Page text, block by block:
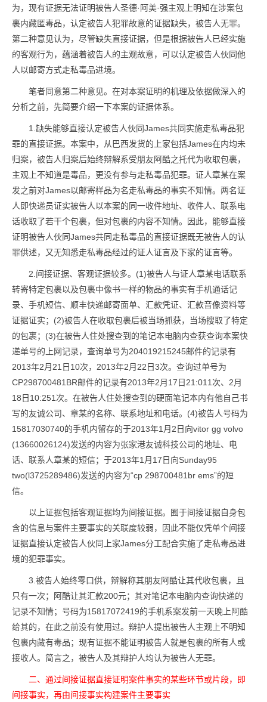
为，现有证据无法证明被告人圣德·阿美·强主观上明知在涉案包
裹内藏匿毒品，认定被告人犯罪故意的证据缺失，被告人无罪。
第二种意见认为，尽管缺失直接证据，但是根据被告人已经实施
的客观行为，蕴涵着被告人的主观故意，可以认定被告人伙同他
人以邮寄方式走私毒品进境。
笔者同意第二种意见。在对本案证明的机理及依据做深入的
分析之前，先简要介绍一下本案的证据体系。
1.缺失能够直接认定被告人伙同James共同实施走私毒品犯
罪的直接证据。本案中，从巴西发货的上家包括James在内均未
归案，被告人归案后始终辩解系受朋友阿酷之托代为收取包裹，
主观上不知道是毒品，更没有参与走私毒品犯罪。证人章某在案
发之前对James以邮寄样品为名走私毒品的事实不知情。两名证
人即快递员证实被告人以本案的同一收件地址、收件人、联系电
话收取了若干个包裹，但对包裹的内容不知情。因此，能够直接
证明被告人伙同James共同走私毒品的直接证据既无被告人的认
罪供述，又无知悉走私毒品经过的证人证言及下家的证言等。
2.间接证据、客观证据较多。(1)被告人与证人章某电话联系
转寄特定包裹以及包裹中像书一样的物品的事实有手机通话记
录、手机短信、顺丰快递邮寄面单、汇款凭证、汇款音像资料等
证据证实；(2)被告人在收取包裹后被当场抓获，当场搜取了特定
的包裹；(3)在被告人住处搜查到的笔记本电脑内查获查询本案快
递单号的上网记录，查询单号为204019215245邮件的记录有
2013年2月21日10次，2013年2月22日3次。查询过单号为
CP298700481BR邮件的记录有2013年2月17日21:011次、2月
18日10:251次。在被告人住处搜查到的硬面笔记本内有他自己书
写的友诚公司、章某的名称、联系地址和电话。(4)被告人号码为
15817030740的手机内留存的于2013年1月2日向vitor gg volvo
(13660026124)发送的内容为张家港友诚科技公司的地址、电
话、联系人章某的短信；于2013年1月17日向Sunday95
two(l3725289486)发送的内容为“cp 298700481br ems”的短
信。
以上证据包括客观证据均为间接证据。囿于间接证据自身包
含的信息与案件主要事实的关联度较弱，因此不能仅凭单个间接
证据直接认定被告人伙同上家James分工配合实施了走私毒品进
境的犯罪事实。
3.被告人始终零口供，辩解称其朋友阿酷让其代收包裹，且
只有一次；阿酷让其汇款200元；其对笔记本电脑内查询快递的
记录不知情；号码为15817072419的手机系案发前一天晚上阿酷
给其的，在此之前没有使用过。辩护人提出被告人主观上不明知
包裹内藏有毒品；现有证据不能证明被告人就是包裹的所有人或
接收人。简言之，被告人及其辩护人均认为被告人无罪。
二、通过间接证据直接证明案件事实的某些环节或片段，即
间接事实，再由间接事实构建案件主要事实